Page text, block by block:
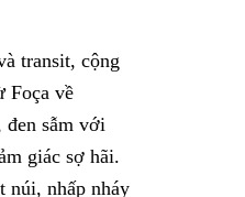
transit, cộng
Foça về
sẫm với
giác sợ hãi.
núi, nhấp nháy